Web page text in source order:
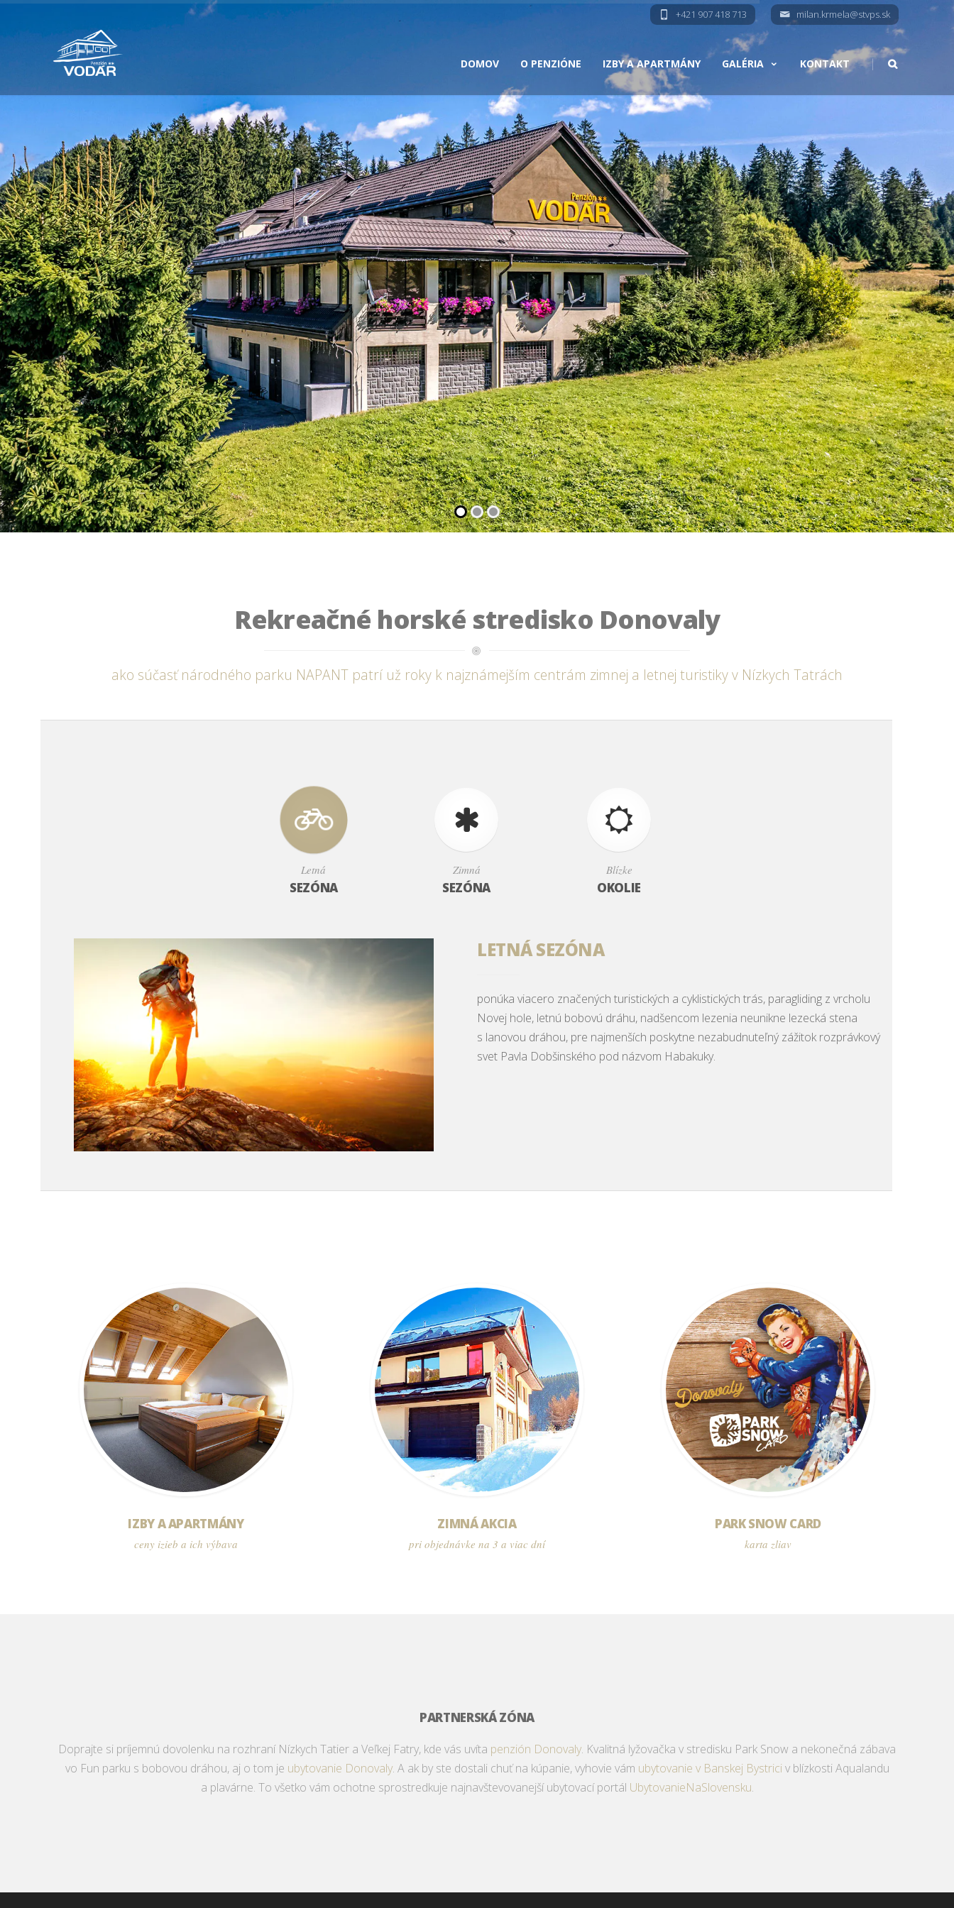
milan.krmela@stvps.sk
+421 907 418 713
DOMOV O PENZIÓNE IZBY A APARTMÁNY GALÉRIA KONTAKT |
Rekreačné horské stredisko Donovaly
ako súčasť národného parku NAPANT patrí už roky k najznámejším centrám zimnej a letnej turistiky v Nízkych Tatrách
Letná
SEZÓNA
Zimná
SEZÓNA
Blízke
OKOLIE
LETNÁ SEZÓNA
ponúka viacero značených turistických a cyklistických trás, paragliding z vrcholu
Novej hole, letnú bobovú dráhu, nadšencom lezenia neunikne lezecká stena
s lanovou dráhou, pre najmenších poskytne nezabudnuteľný zážitok rozprávkový
svet Pavla Dobšinského pod názvom Habakuky.
IZBY A APARTMÁNY
ceny izieb a ich výbava
ZIMNÁ AKCIA
pri objednávke na 3 a viac dní
PARK SNOW CARD
karta zliav
PARTNERSKÁ ZÓNA
Doprajte si príjemnú dovolenku na rozhraní Nízkych Tatier a Veľkej Fatry, kde vás uvíta penzión Donovaly. Kvalitná lyžovačka v stredisku Park Snow a nekonečná zábava
vo Fun parku s bobovou dráhou, aj o tom je ubytovanie Donovaly. A ak by ste dostali chuť na kúpanie, vyhovie vám ubytovanie v Banskej Bystriciv blízkosti Aqualandu
a plavárne. To všetko vám ochotne sprostredkuje najnavštevovanejší ubytovací portál UbytovanieNaSlovensku.